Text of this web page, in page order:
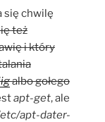
się chwilę
też
i który
albo gołego
apt-get, ale
apt-dater-